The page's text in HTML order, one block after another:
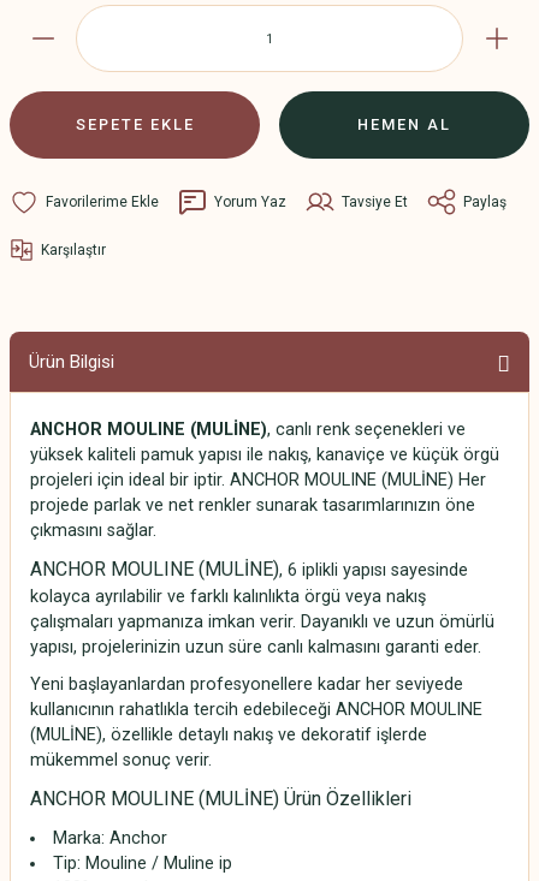
SEPETE EKLE HEMEN AL
Yorum Yaz Tavsiye Et Paylaş
Karşılaştır
Ürün Bilgisi
ANCHOR MOULINE (MULİNE), canlı renk seçenekleri ve
yüksek kaliteli pamuk yapısı ile nakış, kanaviçe ve küçük örgü
projeleri için ideal bir iptir. ANCHOR MOULINE (MULİNE) Her
projede parlak ve net renkler sunarak tasarımlarınızın öne
çıkmasını sağlar.
ANCHOR MOULINE (MULİNE), 6 iplikli yapısı sayesinde
kolayca ayrılabilir ve farklı kalınlıkta örgü veya nakış
çalışmaları yapmanıza imkan verir. Dayanıklı ve uzun ömürlü
yapısı, projelerinizin uzun süre canlı kalmasını garanti eder.
Yeni başlayanlardan profesyonellere kadar her seviyede
kullanıcının rahatlıkla tercih edebileceği ANCHOR MOULINE
(MULİNE), özellikle detaylı nakış ve dekoratif işlerde
mükemmel sonuç verir.
ANCHOR MOULINE (MULİNE) Ürün Özellikleri
Marka:Anchor
Tip: Mouline / Muline ip